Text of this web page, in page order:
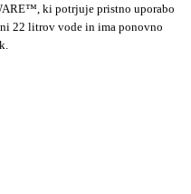
ki potrjuje pristno uporabo
22 litrov vode in ima ponovno